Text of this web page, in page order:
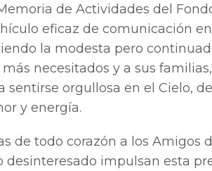
de Actividades del
eficaz de comunicación
la modesta pero
necesitados y a sus
sentirse orgullosa en el Cielo,
y energía.
de todo corazón a los Amigos
desinteresado impulsan esta